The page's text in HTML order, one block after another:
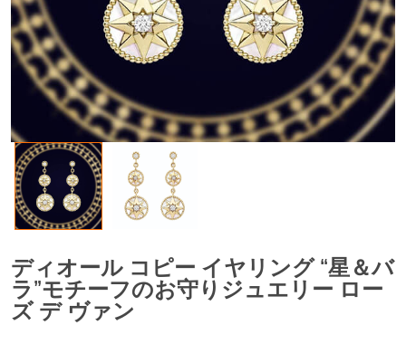
ディオール コピー イヤリング “星＆バ
ラ”モチーフのお守りジュエリー ロー
ズ デ ヴァン